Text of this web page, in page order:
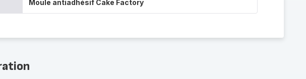
Moule antiadhésif Cake Factory